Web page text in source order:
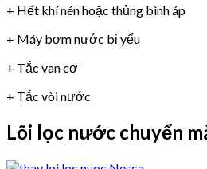
+ Hết khí nén hoặc thủng bình áp
+ Máy bơm nước bị yếu
+ Tắc van cơ
+ Tắc vòi nước
Lõi lọc nước chuyển